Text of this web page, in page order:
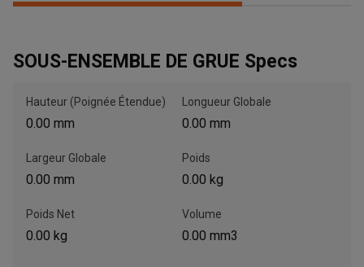
, , ,
Obtenir une direction
Envoyez un message au concessionnaire
Écrivez-nous
SOUS-ENSEMBLE DE GRUE Specs
Hauteur (Poignée Étendue)
0.00 mm
Longueur Globale
0.00 mm
Largeur Globale
0.00 mm
Poids
0.00 kg
Poids Net
0.00 kg
Volume
0.00 mm3